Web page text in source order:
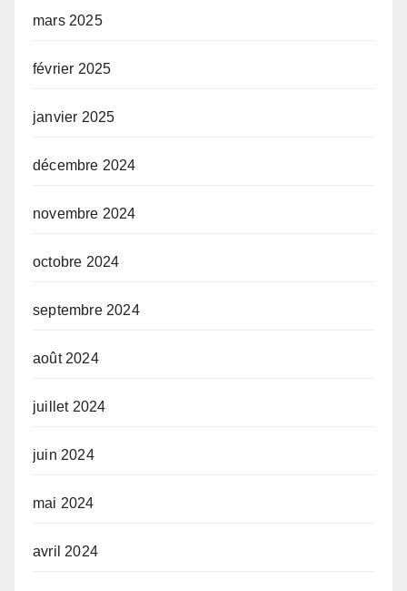
mars 2025
février 2025
janvier 2025
décembre 2024
novembre 2024
octobre 2024
septembre 2024
août 2024
juillet 2024
juin 2024
mai 2024
avril 2024